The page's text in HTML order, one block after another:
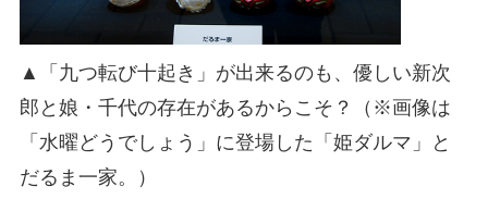
▲「九つ転び十起き」が出来るのも、優しい新次
郎と娘・千代の存在があるからこそ？（※画像は
「水曜どうでしょう」に登場した「姫ダルマ」と
だるま一家。）